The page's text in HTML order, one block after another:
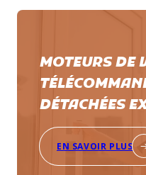
MOTEURS DE
DÉTACHÉES
EN SAVOIR PLUS